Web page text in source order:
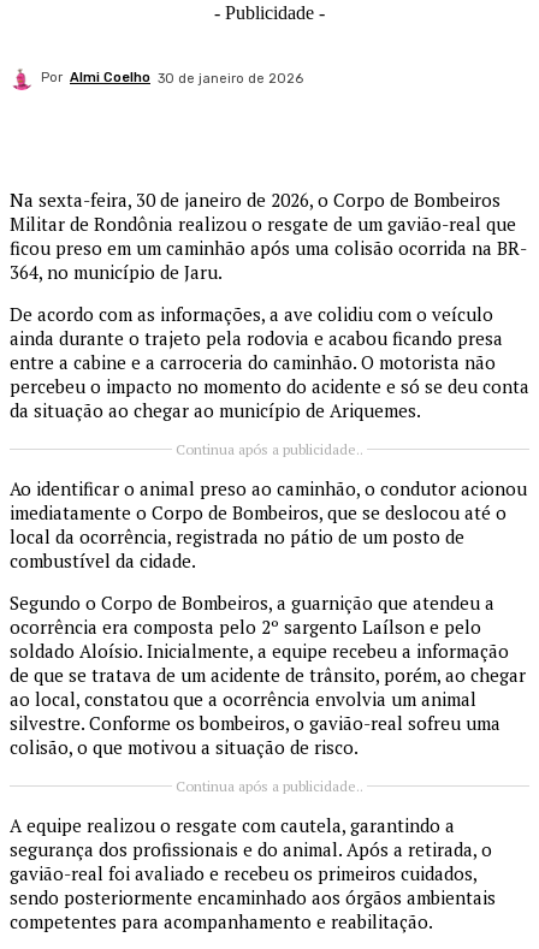
- Publicidade -
Por Almi Coelho 30 de janeiro de 2026
Na sexta-feira, 30 de janeiro de 2026, o Corpo de Bombeiros
Militar de Rondônia realizou o resgate de um gavião-real que
ficou preso em um caminhão após uma colisão ocorrida na BR-
364, no município de Jaru.
De acordo com as informações, a ave colidiu com o veículo
ainda durante o trajeto pela rodovia e acabou ficando presa
entre a cabine e a carroceria do caminhão. O motorista não
percebeu o impacto no momento do acidente e só se deu conta
da situação ao chegar ao município de Ariquemes.
Continua após a publicidade..
Ao identificar o animal preso ao caminhão, o condutor acionou
imediatamente o Corpo de Bombeiros, que se deslocou até o
local da ocorrência, registrada no pátio de um posto de
combustível da cidade.
Segundo o Corpo de Bombeiros, a guarnição que atendeu a
ocorrência era composta pelo 2º sargento Laílson e pelo
soldado Aloísio. Inicialmente, a equipe recebeu a informação
de que se tratava de um acidente de trânsito, porém, ao chegar
ao local, constatou que a ocorrência envolvia um animal
silvestre. Conforme os bombeiros, o gavião-real sofreu uma
colisão, o que motivou a situação de risco.
Continua após a publicidade..
A equipe realizou o resgate com cautela, garantindo a
segurança dos profissionais e do animal. Após a retirada, o
gavião-real foi avaliado e recebeu os primeiros cuidados,
sendo posteriormente encaminhado aos órgãos ambientais
competentes para acompanhamento e reabilitação.